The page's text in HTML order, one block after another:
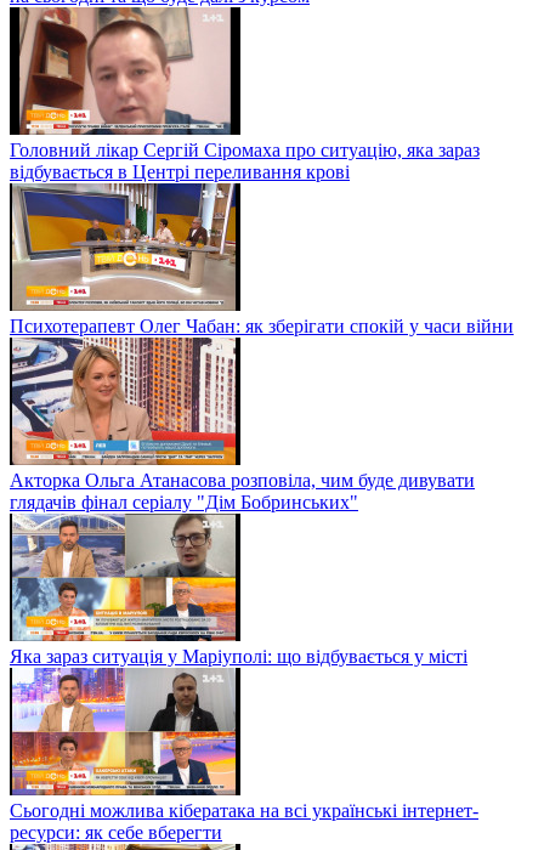
Головний лікар Сергій Сіромаха про ситуацію, яка зараз
відбувається в Центрі переливання крові
Психотерапевт Олег Чабан: як зберігати спокій у часи війни
Акторка Ольга Атанасова розповіла, чим буде дивувати
глядачів фінал серіалу "Дім Бобринських"
Яка зараз ситуація у Маріуполі: що відбувається у місті
Сьогодні можлива кібератака на всі українські інтернет-
ресурси: як себе вберегти